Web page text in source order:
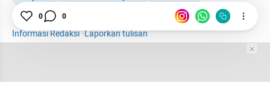
Suku Bunga
Informasi Redaksi·Laporkan tulisan
0 0